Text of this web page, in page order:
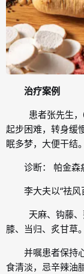
治疗案例
患者张先生
起步困难，转身缓
眠多梦，大便干结。
诊断： 帕金森
李大夫以“祛风
天麻、钩藤
膝、当归、炙甘草
并嘱患者保持
食清淡，忌辛辣油